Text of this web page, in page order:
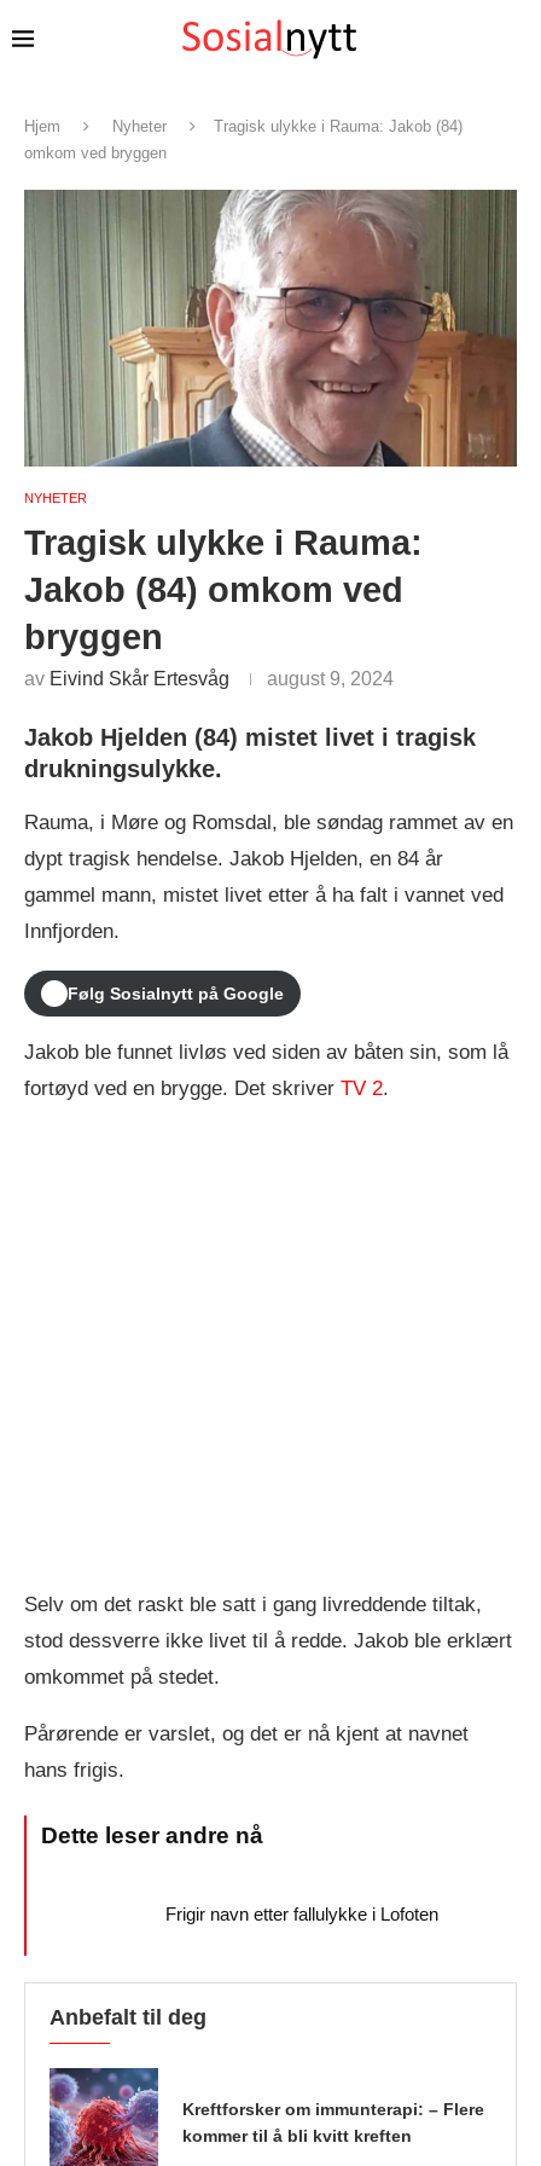
Hjem Nyheter
Tragisk ulykke i Rauma: Jakob (84)
omkom ved bryggen
NYHETER
Tragisk ulykke i Rauma:
Jakob (84) omkom ved
bryggen
av Eivind Skår Ertesvåg august 9, 2024
Jakob Hjelden (84) mistet livet i tragisk
drukningsulykke.
Rauma, i Møre og Romsdal, ble søndag rammet av en
dypt tragisk hendelse. Jakob Hjelden, en 84 år
gammel mann, mistet livet etter å ha falt i vannet ved
Innfjorden.
Følg Sosialnytt på Google
Jakob ble funnet livløs ved siden av båten sin, som lå
fortøyd ved en brygge. Det skriver TV 2.
Selv om det raskt ble satt i gang livreddende tiltak,
stod dessverre ikke livet til å redde. Jakob ble erklært
omkommet på stedet.
Pårørende er varslet, og det er nå kjent at navnet
hans frigis.
Frigir navn etter fallulykke i Lofoten
Anbefalt til deg
Kreftforsker om immunterapi: – Flere
kommer til å bli kvitt kreften